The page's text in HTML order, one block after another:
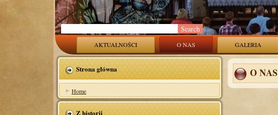
AKTUALNOŚCI O NAS GALERIA
Strona główna
Home
Z historii
O NAS